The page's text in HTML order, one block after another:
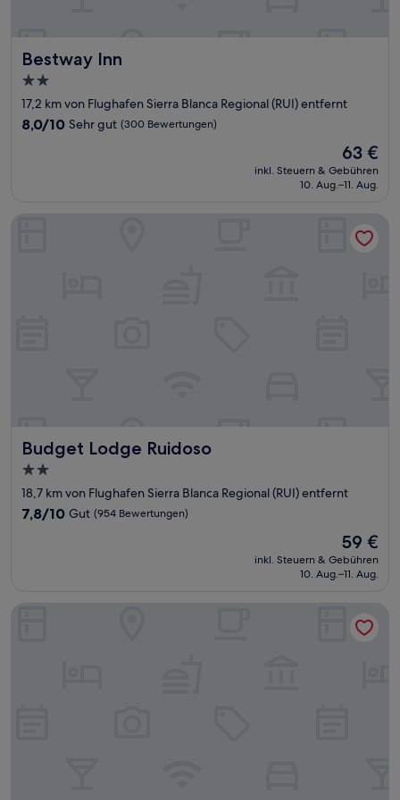
Bestway Inn
Bestway Inn
2.0-
Sterne-
Unterkunft
17,2 km von Flughafen Sierra Blanca Regional (RUI) entfernt
8.0
Bewertungen)
8,0/10 Sehr gut (300 Bewertungen)
Der
Preis
beträgt
63 €
inkl. Steuern & Gebühren
10. Aug.–11. Aug.
Budget Lodge Ruidoso
Budget Lodge Ruidoso
2.0-
Sterne-
Unterkunft
18,7 km von Flughafen Sierra Blanca Regional (RUI) entfernt
7.8
7,8/10 Gut (954 Bewertungen)
Der
Preis
beträgt
59 €
inkl. Steuern & Gebühren
10. Aug.–11. Aug.
Best Western Plus Ruidoso Inn